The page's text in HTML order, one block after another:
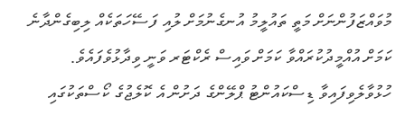
މުވައްޒަފުންނަށް މަތީ ތައުލީމު އުނގެނުމަށް ލުއި ފަސޭހަތަކެއް ލިބިގެންދާނެ
ކަމަށް އުއްމީދުކުރައްވާ ކަމަށް ވައިސް ރެކްޓަރ ވަނީ ވިދާޅުވެފައެވެ.
ހުޅުވާލެވިފައިވާ ޑިސްކައުންޓު ޕްލޭންގެ ދަށުން އެ ކޮލެޖުގެ ކޯސްތަކުގައި